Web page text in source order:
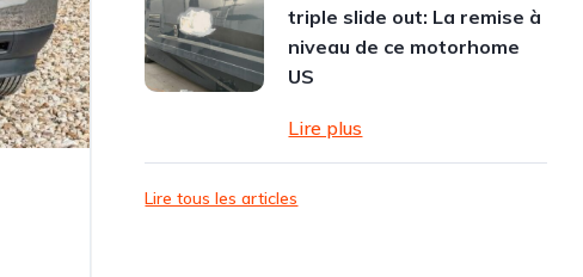
triple slide out: La remise à
niveau de ce motorhome
US
Lire plus
Lire tous les articles